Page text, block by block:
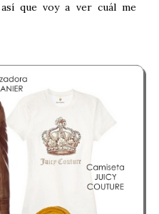
que voy a ver cuál me